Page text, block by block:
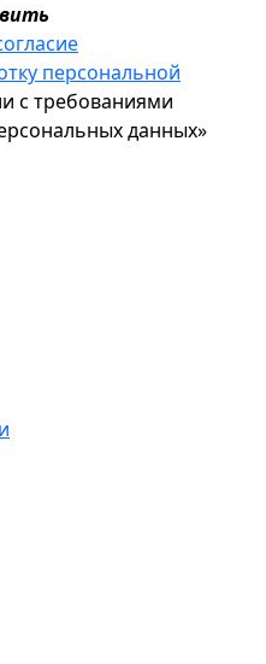
персональной
с требованиями
данных»